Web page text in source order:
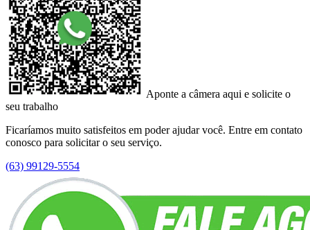
Aponte a câmera aqui e solicite o
seu trabalho
Ficaríamos muito satisfeitos em poder ajudar você. Entre em contato
conosco para solicitar o seu serviço.
(63) 99129-5554